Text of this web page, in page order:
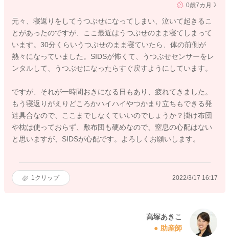
0歳7カ月
元々、寝返りをしてうつぶせになってしまい、泣いて起きるこ
とがあったのですが、ここ最近はうつぶせのまま寝てしまって
います。30分くらいうつぶせのまま寝ていたら、体の前側が
熱々になっていました。SIDSが怖くて、うつぶせセンサーをレ
ンタルして、うつぶせになったらすぐ戻すようにしています。
ですが、それが一時間おきになる日もあり、疲れてきました。
もう寝返りがえりどころかハイハイやつかまり立ちもできる発
達具合なので、ここまでしなくていいのでしょうか？掛け布団
や枕は使っておらず、敷布団も硬めなので、窒息の心配はない
と思いますが、SIDSが心配です。よろしくお願いします。
1 クリップ 2022/3/17 16:17
高塚あきこ
助産師